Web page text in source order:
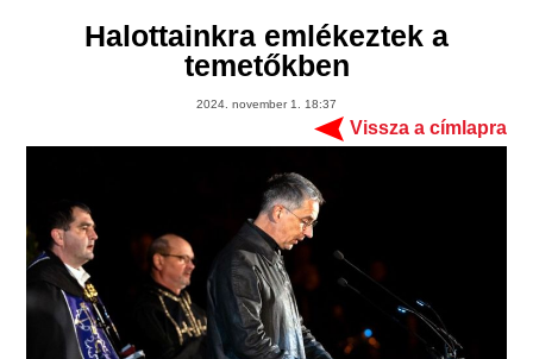
Halottainkra emlékeztek a
temetőkben
2024. november 1. 18:37
Vissza a címlapra